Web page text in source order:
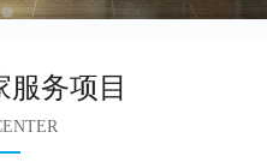
务项目